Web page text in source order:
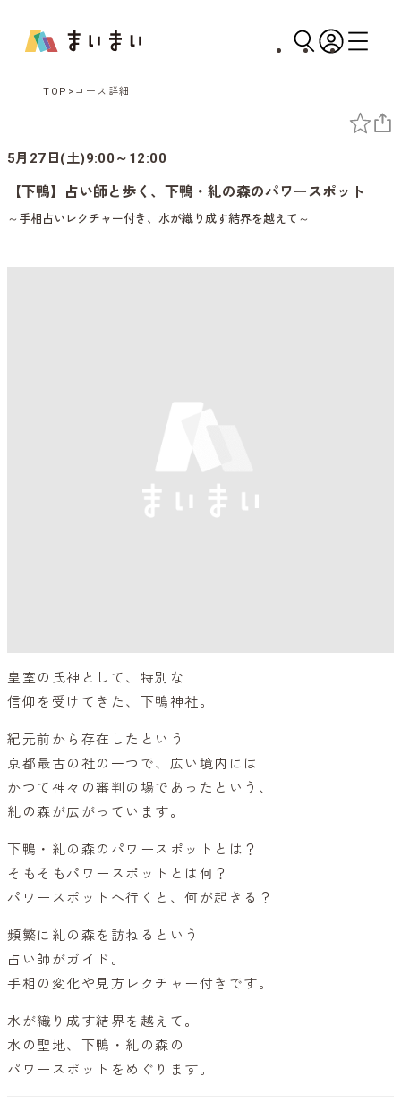
TOP コース詳細
5月27日(土)9:00～12:00
【下鴨】占い師と歩く、下鴨・糺の森のパワースポット
～手相占いレクチャー付き、水が織り成す結界を越えて～
皇室の氏神として、特別な
信仰を受けてきた、下鴨神社。
紀元前から存在したという
京都最古の社の一つで、広い境内には
かつて神々の審判の場であったという、
糺の森が広がっています。
下鴨・糺の森のパワースポットとは？
そもそもパワースポットとは何？
パワースポットへ行くと、何が起きる？
頻繁に糺の森を訪ねるという
占い師がガイド。
手相の変化や見方レクチャー付きです。
水が織り成す結界を越えて。
水の聖地、下鴨・糺の森の
パワースポットをめぐります。